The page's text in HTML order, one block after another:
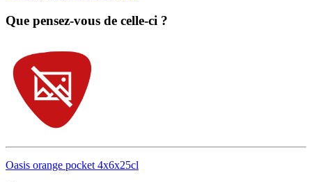
Que pensez-vous de celle-ci ?
Oasis orange pocket 4x6x25cl